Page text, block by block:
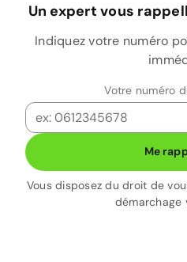
Un expert vous
Indiquez votre numéro
Votre numéro
Me
Vous disposez du droit de
démarchage